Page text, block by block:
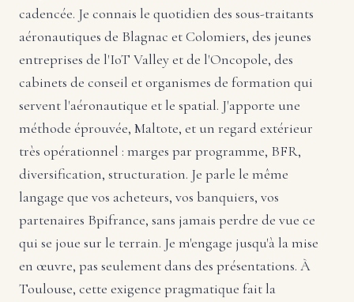
cadencée. Je connais le quotidien des sous-traitants
aéronautiques de Blagnac et Colomiers, des jeunes
entreprises de l'IoT Valley et de l'Oncopole, des
cabinets de conseil et organismes de formation qui
servent l'aéronautique et le spatial. J'apporte une
méthode éprouvée, Maltote, et un regard extérieur
très opérationnel : marges par programme, BFR,
diversification, structuration. Je parle le même
langage que vos acheteurs, vos banquiers, vos
partenaires Bpifrance, sans jamais perdre de vue ce
qui se joue sur le terrain. Je m'engage jusqu'à la mise
en œuvre, pas seulement dans des présentations. À
Toulouse, cette exigence pragmatique fait la